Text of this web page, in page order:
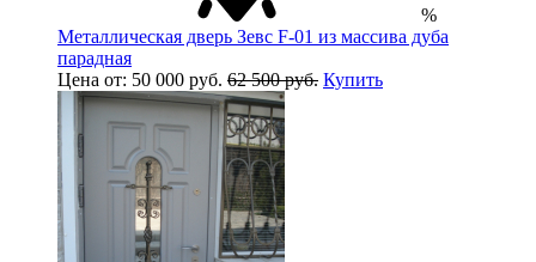
%
Металлическая дверь Зевс F-01 из массива дуба
парадная
Цена от: 50 000 руб. 62 500 руб. Купить